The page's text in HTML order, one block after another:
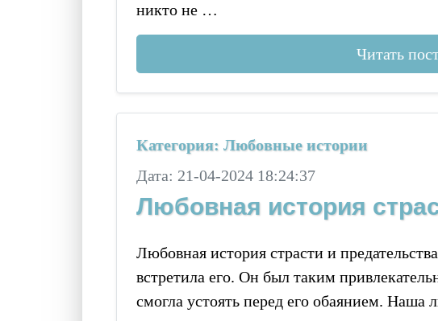
никто не …
Читать
Категория: Любовные истории
Дата: 21-04-2024 18:24:37
Любовная история
Любовная история страсти и
встретила его. Он был таким
смогла устоять перед его обаянием. Наша